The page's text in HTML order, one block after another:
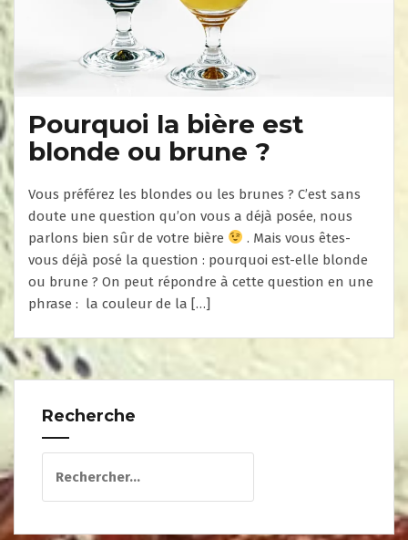
Pourquoi la bière est
blonde ou brune ?
Vous préférez les blondes ou les brunes ? C’est sans
doute une question qu’on vous a déjà posée, nous
parlons bien sûr de votre bière
. Mais vous êtes-
vous déjà posé la question : pourquoi est-elle blonde
ou brune ? On peut répondre à cette question en une
phrase : la couleur de la […]
Recherche